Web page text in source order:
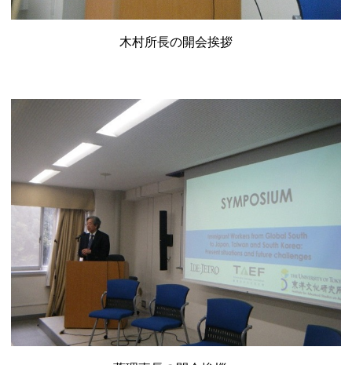
木村所長の開会挨拶